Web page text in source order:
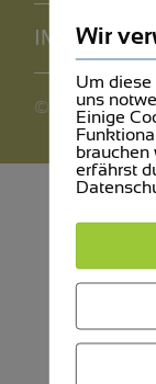
©2026 SVFF
Wir
Um
uns
Einige
brauchen
erfährst